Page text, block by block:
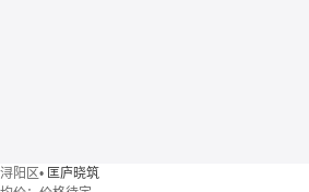
浔阳区• 匡庐晓筑